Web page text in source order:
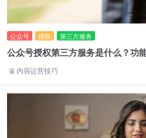
公众号 授权 第三方服务
公众号授权第三方服务是什么？功
内容运营技巧